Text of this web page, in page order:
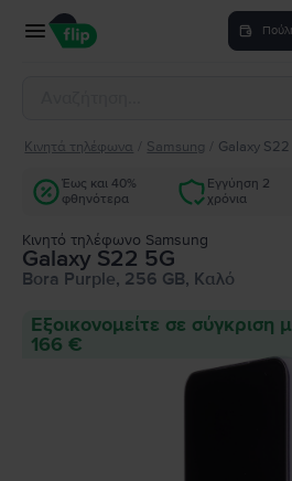
Κινητά τηλέφωνα Samsung Galaxy S22
Έως και 40%
φθηνότερα
Εγγύηση 2
χρόνια
Κινητό τηλέφωνο Samsung
Galaxy S22 5G
Bora Purple, 256 GB, Καλό
Εξοικονομείτε σε σύγκριση
166 €